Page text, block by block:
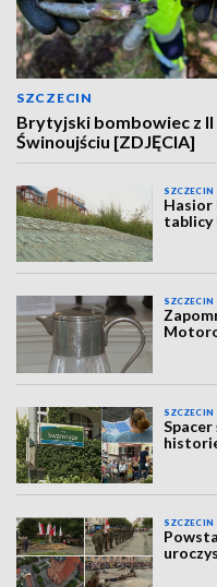
SZCZECIN
Brytyjski bombowiec z
Świnoujściu [ZDJĘCIA]
SZCZECIN
Hasior
tablicy
SZCZECIN
SZCZECIN
SZCZECIN